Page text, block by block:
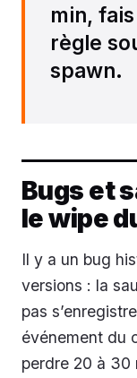
min,
règle
spawn.
Bugs et
le wipe
Il y a un bug
versions : la
pas
événement du
perdre 20 à 30